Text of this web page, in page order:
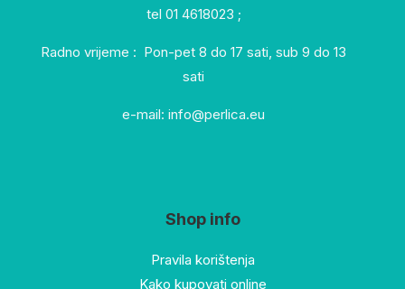
tel 01 4618023 ;
Radno vrijeme : Pon-pet 8 do 17 sati, sub 9 do 13
sati
e-mail: info@perlica.eu
Shop info
Pravila korištenja
Kako kupovati online